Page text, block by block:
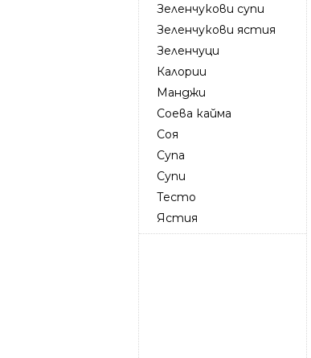
Зеленчукови супи
Зеленчукови ястия
Зеленчуци
Калории
Манджи
Соева кайма
Соя
Супа
Супи
Тесто
Ястия